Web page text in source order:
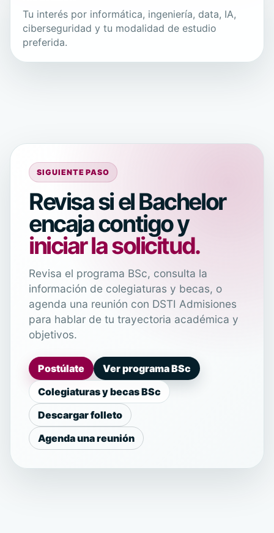
Tu interés por informática, ingeniería, data, IA,
ciberseguridad y tu modalidad de estudio
preferida.
SIGUIENTE PASO
Revisa si el Bachelor
encaja contigo y
iniciar la solicitud.
Revisa el programa BSc, consulta la
información de colegiaturas y becas, o
agenda una reunión con DSTI Admisiones
para hablar de tu trayectoria académica y
objetivos.
Postúlate
Ver programa BSc
Colegiaturas y becas BSc
Descargar folleto
Agenda una reunión